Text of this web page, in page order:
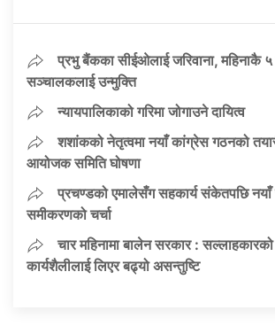
प्रभु बैंकका सीईओलाई जरिवाना, महिनाकै
सञ्चालकलाई उन्मुक्ति
न्यायपालिकाको गरिमा जोगाउने दायित्व
शशांकको नेतृत्वमा नयाँ कांग्रेस गठनको
आयोजक समिति घोषणा
प्रचण्डको एमालेसँग सहकार्य संकेतपछि नयाँ
समीकरणको चर्चा
चार महिनामा बालेन सरकार :
कार्यशैलीलाई लिएर बढ्यो असन्तुष्टि